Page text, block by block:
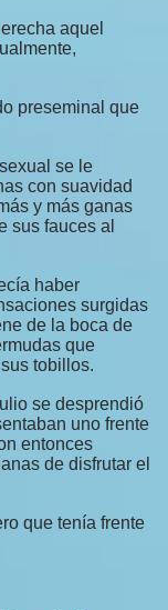
aquel
preseminal que
se le
con suavidad
y más ganas
sus fauces al
haber
surgidas
de la boca de
que
tobillos.
se desprendió
uno frente
entonces
de disfrutar el
que tenía frente